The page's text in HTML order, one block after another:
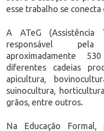
esse trabalho se conecta
A ATeG (Assistência
responsável
aproximadamente
diferentes cadeias
apicultura,
suinocultura,
grãos, entre outros.
Na Educação